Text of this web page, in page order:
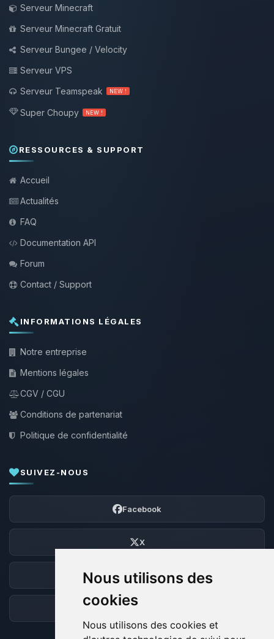
Nous utilisons des
cookies
Nous utilisons des cookies et
Serveur Minecraft
Serveur Minecraft Gratuit
Serveur Bungee / Velocity
Serveur VPS
Serveur Teamspeak
NEW !
Super Choupy NEW !
RESSOURCES & SUPPORT
Accueil
Actualités
FAQ
Documentation API
Forum
Contact / Support
INFORMATIONS LÉGALES
Notre entreprise
Mentions légales
CGV / CGU
Conditions de partenariat
Politique de confidentialité
SUIVEZ-NOUS
Facebook
X
Discord
Forum